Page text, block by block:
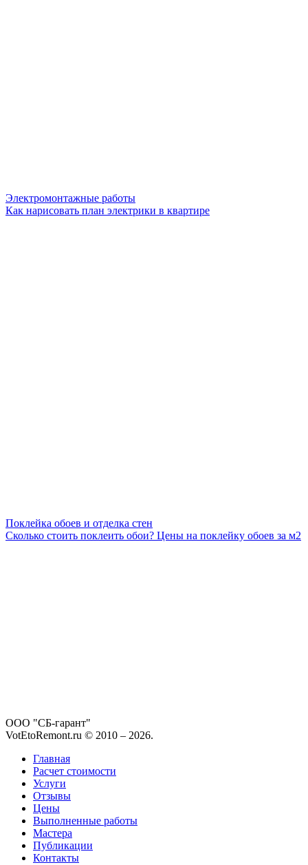
Электромонтажные работы
Как нарисовать план электрики в квартире
Поклейка обоев и отделка стен
Сколько стоить поклеить обои? Цены на поклейку обоев за м2
ООО "СБ-гарант"
VotEtoRemont.ru © 2010 – 2026.
Главная
Расчет стоимости
Услуги
Отзывы
Цены
Выполненные работы
Мастера
Публикации
Контакты